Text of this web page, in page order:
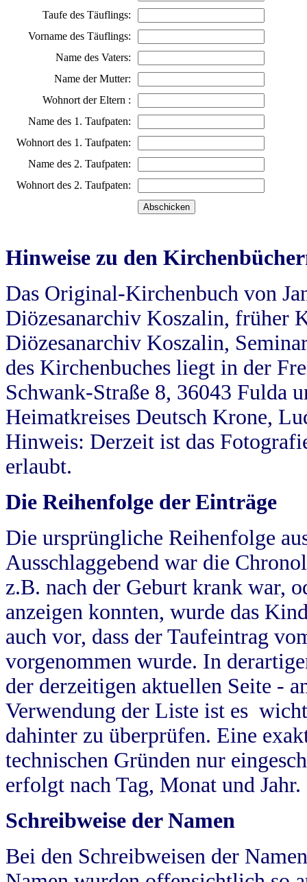
Taufe des Täuflings:
Vorname des Täuflings:
Name des Vaters:
Name der Mutter:
Wohnort der Eltern :
Name des 1. Taufpaten:
Wohnort des 1. Taufpaten:
Name des 2. Taufpaten:
Wohnort des 2. Taufpaten:
Hinweise zu den
Das Original-Kirchenbuch von
Diözesanarchiv Koszalin, früher
Diözesanarchiv Koszalin,
des Kirchenbuches liegt in der
Schwank-Straße 8, 36043 Fulda
Heimatkreises Deutsch Krone,
Hinweis: Derzeit ist das
erlaubt.
Die Reihenfolge der Einträge
Die ursprüngliche Reihenfolge
Ausschlaggebend war die
z.B. nach der Geburt krank war,
anzeigen konnten, wurde das
auch vor, dass der Taufeintrag
vorgenommen wurde. In
der derzeitigen aktuellen Seite -
Verwendung der Liste ist es
dahinter zu überprüfen. Eine
technischen Gründen nur
erfolgt nach Tag, Monat und Jahr.
Schreibweise der Namen
Bei den Schreibweisen der